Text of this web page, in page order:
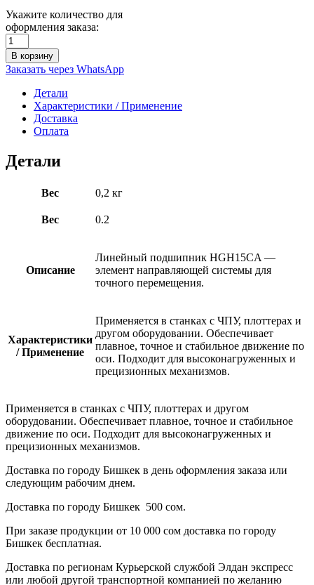
Укажите количество для
оформления заказа:
В корзину
Заказать через WhatsApp
Детали
Характеристики / Применение
Доставка
Оплата
Детали
Вес 0,2 кг
Вес 0.2
Описание
Линейный подшипник HGH15CA —
элемент направляющей системы для
точного перемещения.
Характеристики
/ Применение
Применяется в станках с ЧПУ, плоттерах и
другом оборудовании. Обеспечивает
плавное, точное и стабильное движение по
оси. Подходит для высоконагруженных и
прецизионных механизмов.
Применяется в станках с ЧПУ, плоттерах и другом
оборудовании. Обеспечивает плавное, точное и стабильное
движение по оси. Подходит для высоконагруженных и
прецизионных механизмов.
Доставка по городу Бишкек в день оформления заказа или
следующим рабочим днем.
Доставка по городу Бишкек 500 сом.
При заказе продукции от 10 000 сом доставка по городу
Бишкек бесплатная.
Доставка по регионам Курьерской службой Элдан экспресс
или любой другой транспортной компанией по желанию